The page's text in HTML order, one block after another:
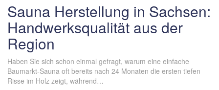
Sauna Herstellung in Sachsen:
Handwerksqualität aus der
Region
Haben Sie sich schon einmal gefragt, warum eine einfache
Baumarkt-Sauna oft bereits nach 24 Monaten die ersten tiefen
Risse im Holz zeigt, während…